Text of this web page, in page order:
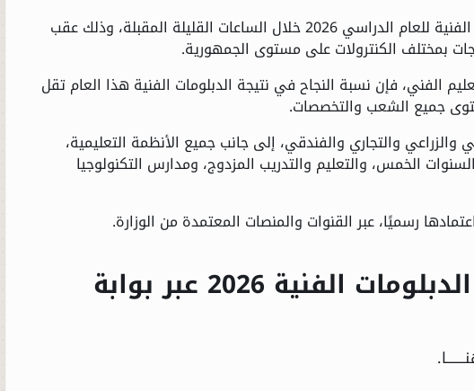
لاعتماد نتيجة الدبلومات الفنية للعام الدراسي 2026 خلال الساعات القليلة المقبلة، وذلك عقب
بمختلف الكنترولات على مستوى الجمهورية.
الفني، فإن نسبة النجاح في نتيجة الدبلومات الفنية هذا العام تقل
والتجاري والفندقي، إلى جانب جميع الأنظمة التعليمية،
الخمس، والتعليم والتدريب المزدوج، ومدارس التكنولوجيا
رسميًا، عبر القنوات والمنصات المعتمدة من الوزارة.
خطوات الاستعلام عن نتيجة الدبلومات الفنية 2026 عبر بوابة
.